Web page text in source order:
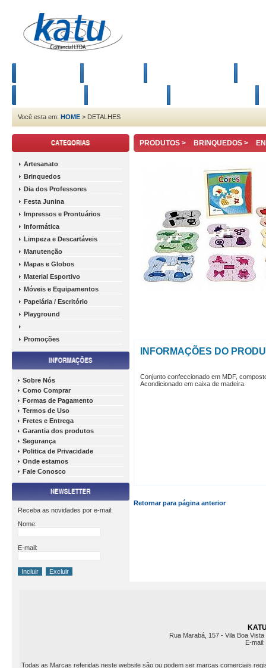
Você esta em: HOME > DETALHES
Artesanato
Brinquedos
Dia dos Professores
Festa Junina
Impressos e Prontuários
Informática
Limpeza e Descartáveis
Manutenção
Mapas e Globos
Material Esportivo
Móveis e Equipamentos
Papelária / Escritório
Playground
Promoções
Sobre Nós
Como Comprar
Formas de Pagamento
Termos de Uso
Fretes e Entrega
Garantia dos produtos
Segurança
Politica de Privacidade
Onde estamos
Fale Conosco
Receba as novidades por e-mail:
Nome:
E-mail:
PRODUTOS > BRINQUEDOS >
INFORMAÇÕES DO
Conjunto confeccionado em MDF,
Acondicionado em caixa de madeira.
Retornar para página anterior
Rua Marabá, 157 - Vila Boa
E-mail:
Todas as Marcas referidas neste website são ou podem ser marcas comerciais